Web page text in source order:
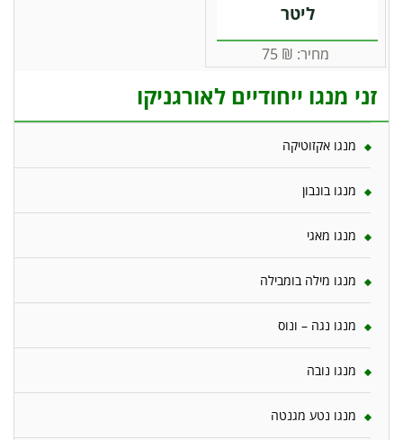
ליטר
מחיר: ₪
זני מנגו ייחודיים לאורגניקו
מנגו אקזוטיקה
מנגו בונבון
מנגו מאגי
מנגו מילה בומבילה
מנגו נגה – ונוס
מנגו נובה
מנגו נטע מגנטה